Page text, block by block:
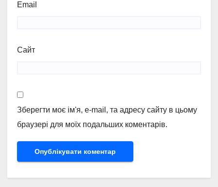
Email
Сайт
Зберегти моє ім'я, e-mail, та адресу сайту в цьому
браузері для моїх подальших коментарів.